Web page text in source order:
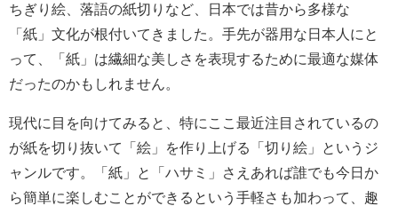
ちぎり絵、落語の紙切りなど、日本では昔から多様な
「紙」文化が根付いてきました。手先が器用な日本人にと
って、「紙」は繊細な美しさを表現するために最適な媒体
だったのかもしれません。
現代に目を向けてみると、特にここ最近注目されているの
が紙を切り抜いて「絵」を作り上げる「切り絵」というジ
ャンルです。「紙」と「ハサミ」さえあれば誰でも今日か
ら簡単に楽しむことができるという手軽さも加わって、趣